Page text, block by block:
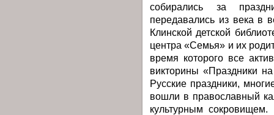
собирались за
передавались из века в
Клинской детской
центра «Семья» и их
время которого все
викторины «Праздники
Русские праздники,
вошли в православный
культурным